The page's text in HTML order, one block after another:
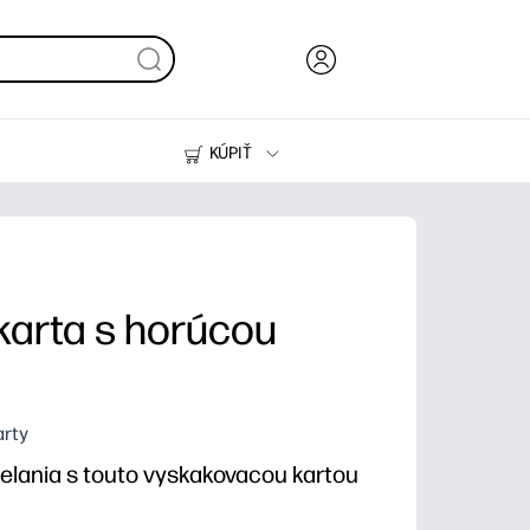
KÚPIŤ
Tlačiarne
s horúcou
s touto vyskakovacou kartou